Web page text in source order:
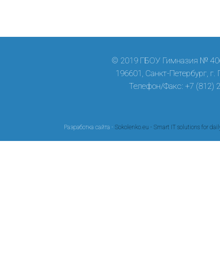
© 2019 ГБОУ Гимназия №
196601, Санкт-Петербург,
Телефон/Факс: +7 (812)
Разработка сайта - Sokolenko.eu - Smart IT solutions for